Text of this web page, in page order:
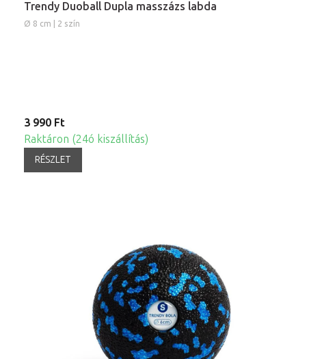
Trendy Duoball Dupla masszázs labda
Ø 8 cm | 2 szín
3 990 Ft
Raktáron (24ó kiszállítás)
RÉSZLET